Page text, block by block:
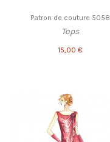
Patron de couture 5058
Tops
15,00 €